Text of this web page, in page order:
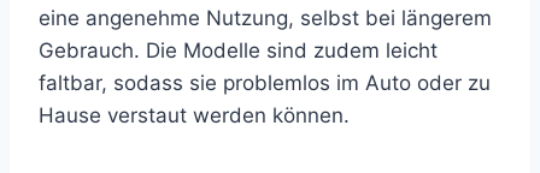
eine angenehme Nutzung, selbst bei längerem
Gebrauch. Die Modelle sind zudem leicht
faltbar, sodass sie problemlos im Auto oder zu
Hause verstaut werden können.